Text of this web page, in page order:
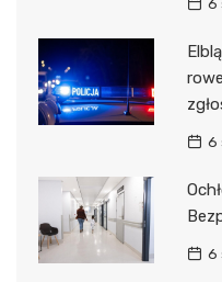
6
6
6